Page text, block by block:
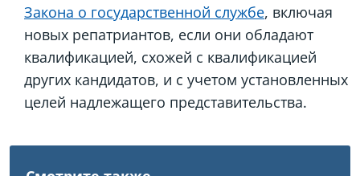
Закона о государственной службе, включая
новых репатриантов, если они обладают
квалификацией, схожей с квалификацией
других кандидатов, и с учетом установленных
целей надлежащего представительства.